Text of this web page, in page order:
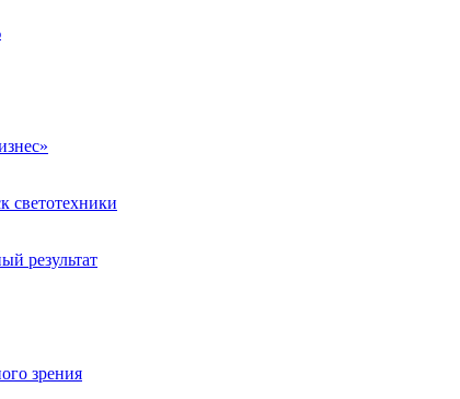
светотехники
результат
зрения